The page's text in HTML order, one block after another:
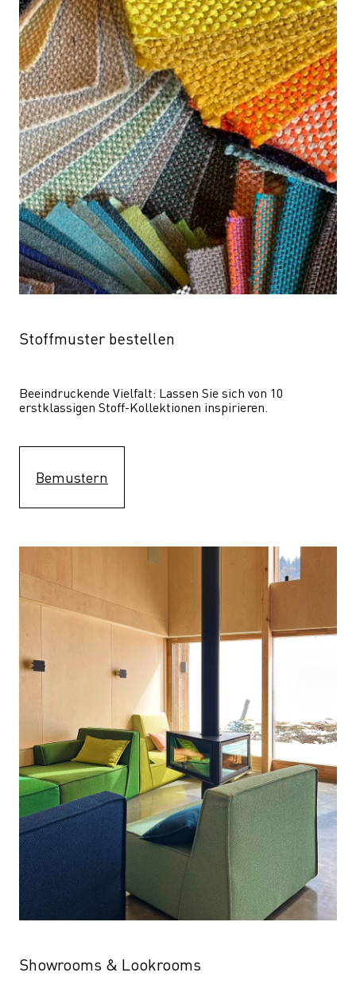
Stoffmuster bestellen
Beeindruckende Vielfalt: Lassen Sie sich von 10
erstklassigen Stoff-Kollektionen inspirieren.
Bemustern
Showrooms & Lookrooms